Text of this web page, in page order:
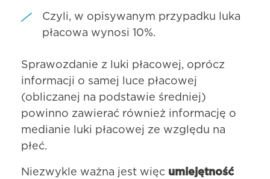
Czyli, w opisywanym przypadku luka
płacowa wynosi 10%.
Sprawozdanie z luki płacowej, oprócz
informacji o samej luce płacowej
(obliczanej na podstawie średniej)
powinno zawierać również informację o
medianie luki płacowej ze względu na
płeć.
Niezwykle ważna jest więc umiejętność